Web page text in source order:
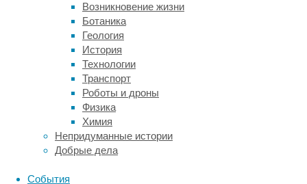
Возникновение жизни
Ботаника
Геология
История
Технологии
Транспорт
Роботы и дроны
Физика
Химия
Непридуманные истории
Добрые дела
События
Для
новой
работы
отобрали
девять
добровольцев
(пять
женщин
четверо
мужчин)